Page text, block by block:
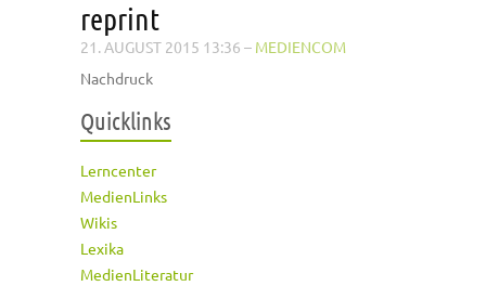
reprint
21. AUGUST 2015 13:36 – MEDIENCOM
Nachdruck
Quicklinks
Lerncenter
MedienLinks
Wikis
Lexika
MedienLiteratur